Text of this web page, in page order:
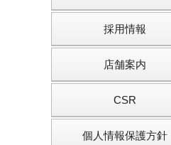
採用情報
店舗案内
CSR
個人情報保護方針